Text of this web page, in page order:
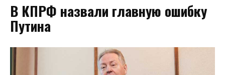
В КПРФ назвали главную ошибку
Путина